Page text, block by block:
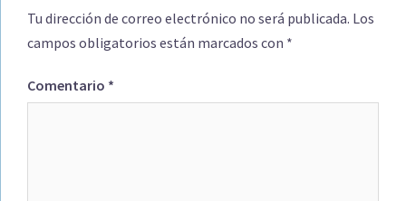
Tu dirección de correo electrónico no será publicada. Los
campos obligatorios están marcados con *
Comentario *